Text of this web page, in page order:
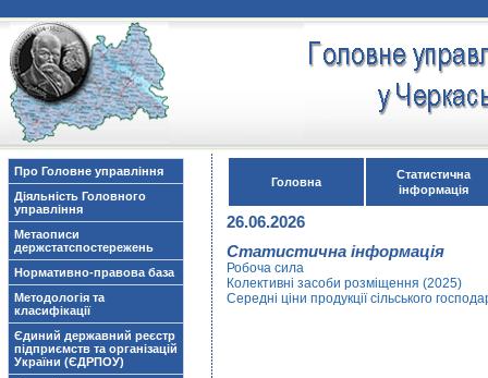
Про Головне управління
Діяльність Головного
управління
Метаописи
держстатспостережень
Нормативно-правова база
Методологія та
класифікації
Єдиний державний реєстр
підприємств та організацій
України (ЄДРПОУ)
Головна
Статистична
інформація
26.06.2026
Статистична інформація
Робоча сила
Колективні засоби розміщення (2025)
Середні ціни продукції сільського